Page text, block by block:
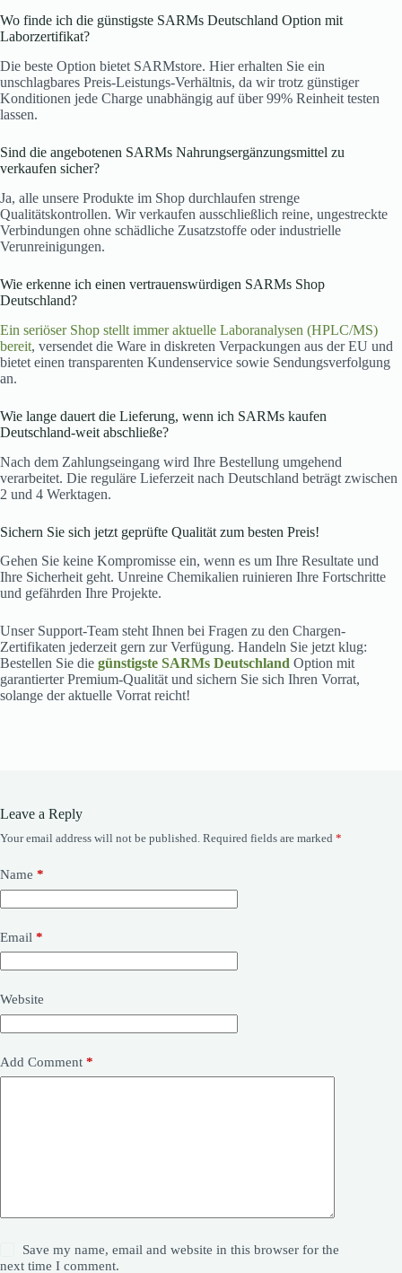
Wo finde ich die günstigste SARMs Deutschland Option mit
Laborzertifikat?
Die beste Option bietet SARMstore. Hier erhalten Sie ein
unschlagbares Preis-Leistungs-Verhältnis, da wir trotz günstiger
Konditionen jede Charge unabhängig auf über 99% Reinheit testen
lassen.
Sind die angebotenen SARMs Nahrungsergänzungsmittel zu
verkaufen sicher?
Ja, alle unsere Produkte im Shop durchlaufen strenge
Qualitätskontrollen. Wir verkaufen ausschließlich reine, ungestreckte
Verbindungen ohne schädliche Zusatzstoffe oder industrielle
Verunreinigungen.
Wie erkenne ich einen vertrauenswürdigen SARMs Shop
Deutschland?
Ein seriöser Shop stellt immer aktuelle Laboranalysen (HPLC/MS)
bereit, versendet die Ware in diskreten Verpackungen aus der EU und
bietet einen transparenten Kundenservice sowie Sendungsverfolgung
an.
Wie lange dauert die Lieferung, wenn ich SARMs kaufen
Deutschland-weit abschließe?
Nach dem Zahlungseingang wird Ihre Bestellung umgehend
verarbeitet. Die reguläre Lieferzeit nach Deutschland beträgt zwischen
2 und 4 Werktagen.
Sichern Sie sich jetzt geprüfte Qualität zum besten Preis!
Gehen Sie keine Kompromisse ein, wenn es um Ihre Resultate und
Ihre Sicherheit geht. Unreine Chemikalien ruinieren Ihre Fortschritte
und gefährden Ihre Projekte.
Unser Support-Team steht Ihnen bei Fragen zu den Chargen-
Zertifikaten jederzeit gern zur Verfügung. Handeln Sie jetzt klug:
Bestellen Sie die günstigste SARMs Deutschland Option mit
garantierter Premium-Qualität und sichern Sie sich Ihren Vorrat,
solange der aktuelle Vorrat reicht!
Leave a Reply
Your email address will not be published. Required fields are marked *
Name *
Email *
Website
Add Comment *
Save my name, email and website in this browser for the
next time I comment.